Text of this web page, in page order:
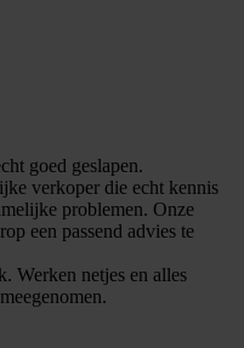
goed geslapen.
verkoper die echt kennis
problemen. Onze
een passend advies te
Werken netjes en alles